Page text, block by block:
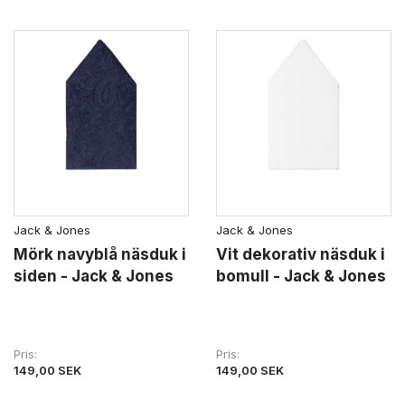
Jack & Jones
Mörk navyblå näsduk i
siden - Jack & Jones
Pris
149,00 SEK
Jack & Jones
Vit dekorativ näsduk i
bomull - Jack & Jones
Pris
149,00 SEK